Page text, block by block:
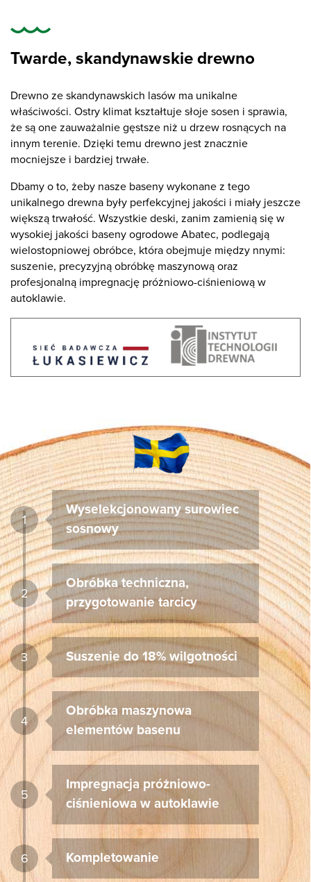
Twarde, skandynawskie drewno
Drewno ze skandynawskich lasów ma unikalne
właściwości. Ostry klimat kształtuje słoje sosen i sprawia,
że są one zauważalnie gęstsze niż u drzew rosnących na
innym terenie. Dzięki temu drewno jest znacznie
mocniejsze i bardziej trwałe.
Dbamy o to, żeby nasze baseny wykonane z tego
unikalnego drewna były perfekcyjnej jakości i miały jeszcze
większą trwałość. Wszystkie deski, zanim zamienią się w
wysokiej jakości baseny ogrodowe Abatec, podlegają
wielostopniowej obróbce, która obejmuje między nnymi:
suszenie, precyzyjną obróbkę maszynową oraz
profesjonalną impregnację próżniowo-ciśnieniową w
autoklawie.
1
Wyselekcjonowany surowiec
sosnowy
2
Obróbka techniczna,
przygotowanie tarcicy
3 Suszenie do 18% wilgotności
4
Obróbka maszynowa
elementów basenu
5
Impregnacja próżniowo-
ciśnieniowa w autoklawie
6 Kompletowanie